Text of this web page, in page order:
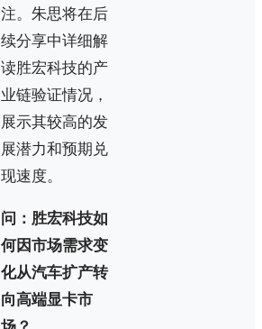
注。朱思将在后
续分享中详细解
读胜宏科技的产
业链验证情况，
展示其较高的发
展潜力和预期兑
现速度。
问：胜宏科技如
何因市场需求变
化从汽车扩产转
向高端显卡市